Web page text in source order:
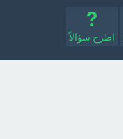
اطرح سؤالاً